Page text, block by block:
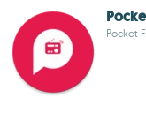
Pocket